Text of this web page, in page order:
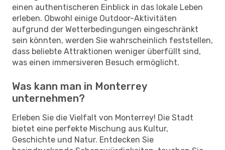
einen authentischeren Einblick in das lokale Leben
erleben. Obwohl einige Outdoor-Aktivitäten
aufgrund der Wetterbedingungen eingeschränkt
sein könnten, werden Sie wahrscheinlich feststellen,
dass beliebte Attraktionen weniger überfüllt sind,
was einen immersiveren Besuch ermöglicht.
Was kann man in Monterrey
unternehmen?
Erleben Sie die Vielfalt von Monterrey! Die Stadt
bietet eine perfekte Mischung aus Kultur,
Geschichte und Natur. Entdecken Sie